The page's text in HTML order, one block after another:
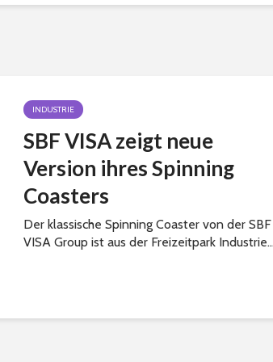
INDUSTRIE
SBF VISA zeigt neue
Version ihres Spinning
Coasters
Der klassische Spinning Coaster von der SBF
VISA Group ist aus der Freizeitpark